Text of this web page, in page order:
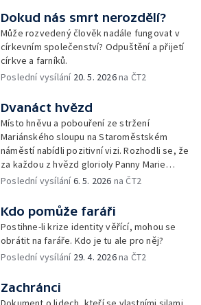
Dokud nás smrt nerozdělí?
Může rozvedený člověk nadále fungovat v
církevním společenství? Odpuštění a přijetí
církve a farníků.
Poslední vysílání 20. 5. 2026na ČT2
Dvanáct hvězd
Místo hněvu a pobouření ze stržení
Mariánského sloupu na Staroměstském
náměstí nabídli pozitivní vizi. Rozhodli se, že
za každou z hvězd glorioly Panny Marie
postaví v Praze kostel. Dokument České
Poslední vysílání6. 5. 2026 na ČT2
Kdo pomůže faráři
Postihne-li krize identity věřící, mohou se
obrátit na faráře. Kdo je tu ale pro něj?
Poslední vysílání 29. 4. 2026na ČT2
Zachránci